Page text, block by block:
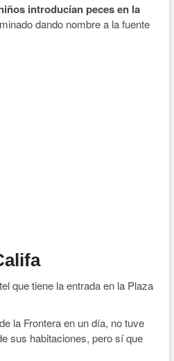
introducían peces en la
dando nombre a la fuente
que tiene la entrada en la Plaza
la Frontera en un día, no tuve
sus habitaciones, pero sí que